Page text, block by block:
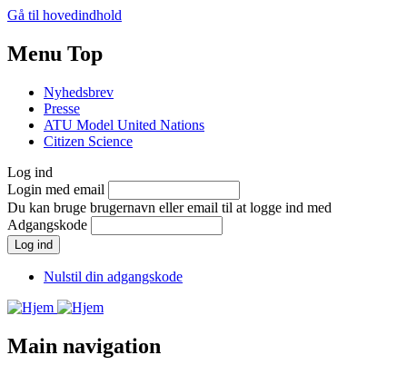
Gå til hovedindhold
Menu Top
Nyhedsbrev
Presse
ATU Model United Nations
Citizen Science
Log ind
Login med email
Du kan bruge brugernavn eller email til at logge ind med
Adgangskode
Nulstil din adgangskode
Main navigation